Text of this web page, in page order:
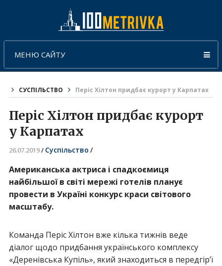
МЕНЮ САЙТУ
СУСПІЛЬСТВО Періс Хілтон придбає курорт у Карпатах
Періс Хілтон придбає курорт
у Карпатах
26.07.2019/ Суспільство /
Американська актриса і спадкоємиця
найбільшої в світі мережі готелів планує
провести в Україні конкурс краси світового
масштабу.
Команда Періс Хілтон вже кілька тижнів веде
діалог щодо придбання українського комплексу
«Деренівська Купіль», який знаходиться в передгір’ї